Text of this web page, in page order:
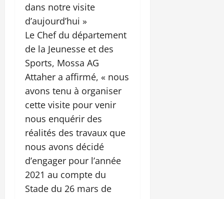
dans notre visite
d’aujourd’hui »
Le Chef du département
de la Jeunesse et des
Sports, Mossa AG
Attaher a affirmé, « nous
avons tenu à organiser
cette visite pour venir
nous enquérir des
réalités des travaux que
nous avons décidé
d’engager pour l’année
2021 au compte du
Stade du 26 mars de